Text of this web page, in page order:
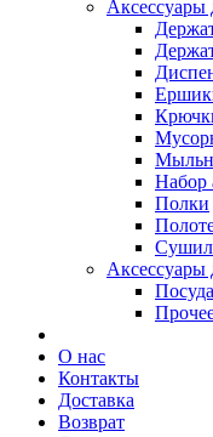
Аксессуары
Набор
Полки
Аксессуары
Посуда
О нас
Контакты
Доставка
Возврат